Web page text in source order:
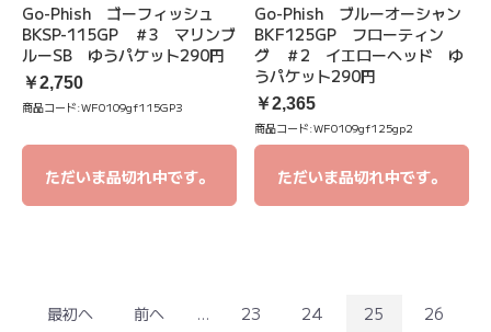
Go-Phish ゴーフィッシュ
BKSP-115GP ＃3 マリンブ
ルーSB ゆうパケット290円
￥2,750
商品コード:WF0109gf115GP3
ただいま品切れ中です。
Go-Phish ブルーオーシャン
BKF125GP フローティン
グ ＃2 イエローヘッド ゆ
うパケット290円
￥2,365
商品コード:WF0109gf125gp2
ただいま品切れ中です。
最初へ 前へ ... 23 24 25
26